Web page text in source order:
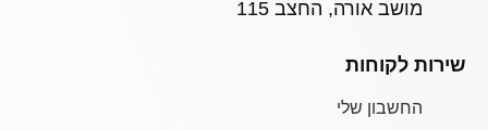
מושב אורה, החצב 115
שירות לקוחות
החשבון שלי